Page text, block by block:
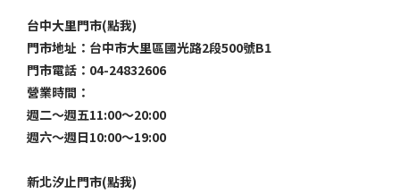
台中大里門市(點我)
門市地址：台中市大里區國光路2段500號B1
門市電話：04-24832606
營業時間：
週二～週五11:00～20:00
週六～週日10:00～19:00
新北汐止門市(點我)